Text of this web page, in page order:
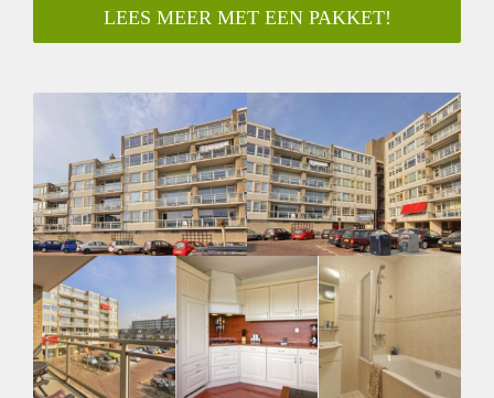
Garantiestelling mogelijk: Ja
Borg: 1 Maand
Huisdieren toegestaan: Afhankelijk van de Eigenaar
Huurtoeslag grens: Nee
Geschikt voor studenten: Afhankelijk van de Eigenaar
LEES MEER MET EEN PAKKET!